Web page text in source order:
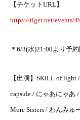
【チケットURL】
https://tiget.net/events/
＊6/3(水)21:00より予
【出演】SKILL of
capsule / にゃあにゃあ
More Sisters / わんみゅ